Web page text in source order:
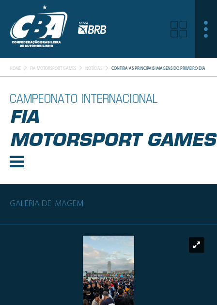
HOME FIA MOTORSPORT GAMES NOTÍCIAS CONFIRA AS PRINCIPAIS IMAGENS DO PRIMEIRO DIA
CAMPEONATO INTERNACIONAL
FIA
MOTORSPORT GAMES
GALERIA DE IMAGEM